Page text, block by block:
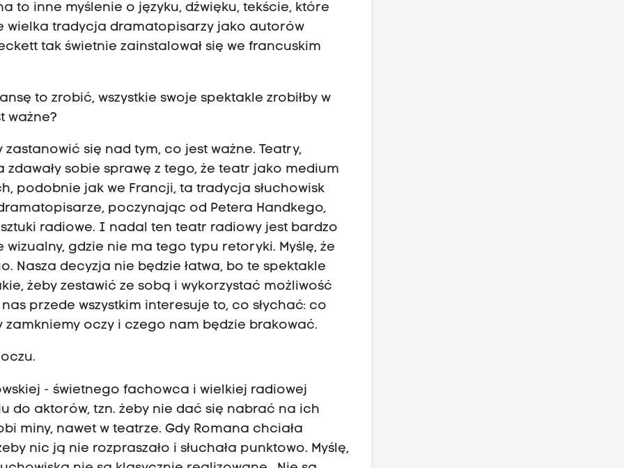
to inne myślenie o języku, dźwięku, tekście, które
wielka tradycja dramatopisarzy jako autorów
tak świetnie zainstalował się we francuskim
to zrobić, wszystkie swoje spektakle zrobiłby w
ważne?
zastanowić się nad tym, co jest ważne. Teatry,
sobie sprawę z tego, że teatr jako medium
podobnie jak we Francji, ta tradycja słuchowisk
poczynając od Petera Handkego,
radiowe. I nadal ten teatr radiowy jest bardzo
gdzie nie ma tego typu retoryki. Myślę, że
Nasza decyzja nie będzie łatwa, bo te spektakle
żeby zestawić ze sobą i wykorzystać możliwość
przede wszystkim interesuje to, co słychać: co
oczy i czego nam będzie brakować.
- świetnego fachowca i wielkiej radiowej
do aktorów, tzn. żeby nie dać się nabrać na ich
miny, nawet w teatrze. Gdy Romana chciała
nic ją nie rozpraszało i słuchała punktowo. Myślę,